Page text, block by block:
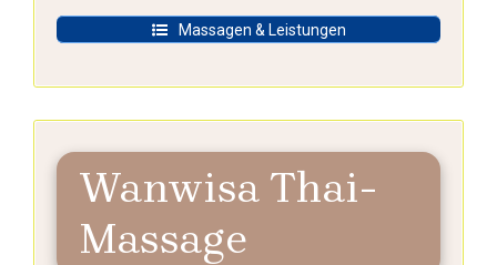
Massagen & Leistungen
Wanwisa Thai-
Massage